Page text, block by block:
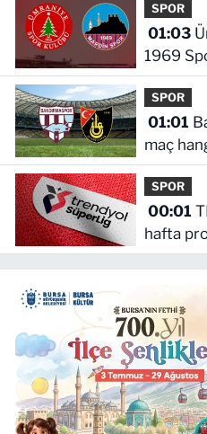
SPOR
01:03Ümraniyespor Mardin
1969
saat
SPOR
01:01
maç
SPOR
00:01
hafta